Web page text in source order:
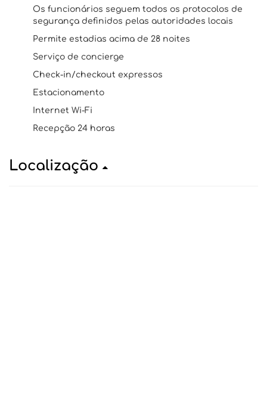
Os funcionários seguem todos os protocolos de
segurança definidos pelas autoridades locais
Permite estadias acima de 28 noites
Serviço de concierge
Check-in/checkout expressos
Estacionamento
Internet Wi-Fi
Recepção 24 horas
Localização